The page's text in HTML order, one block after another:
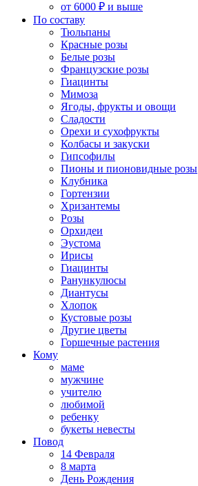
от 6000 ₽ и выше
По составу
Тюльпаны
Красные розы
Белые розы
Французские розы
Гиацинты
Мимоза
Ягоды, фрукты и овощи
Сладости
Орехи и сухофрукты
Колбасы и закуски
Гипсофилы
Пионы и пионовидные розы
Клубника
Гортензии
Хризантемы
Розы
Орхидеи
Эустома
Ирисы
Гиацинты
Ранункулюсы
Диантусы
Хлопок
Кустовые розы
Другие цветы
Горшечные растения
Кому
маме
мужчине
учителю
любимой
ребенку
букеты невесты
Повод
14 Февраля
8 марта
День Рождения